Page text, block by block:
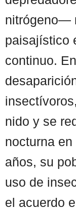
nitrógeno—
paisajístico
continuo.
nido y se
nocturna
años, su
uso de
el acuerdo